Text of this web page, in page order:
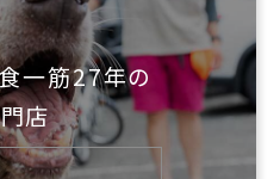
一筋27年の
店